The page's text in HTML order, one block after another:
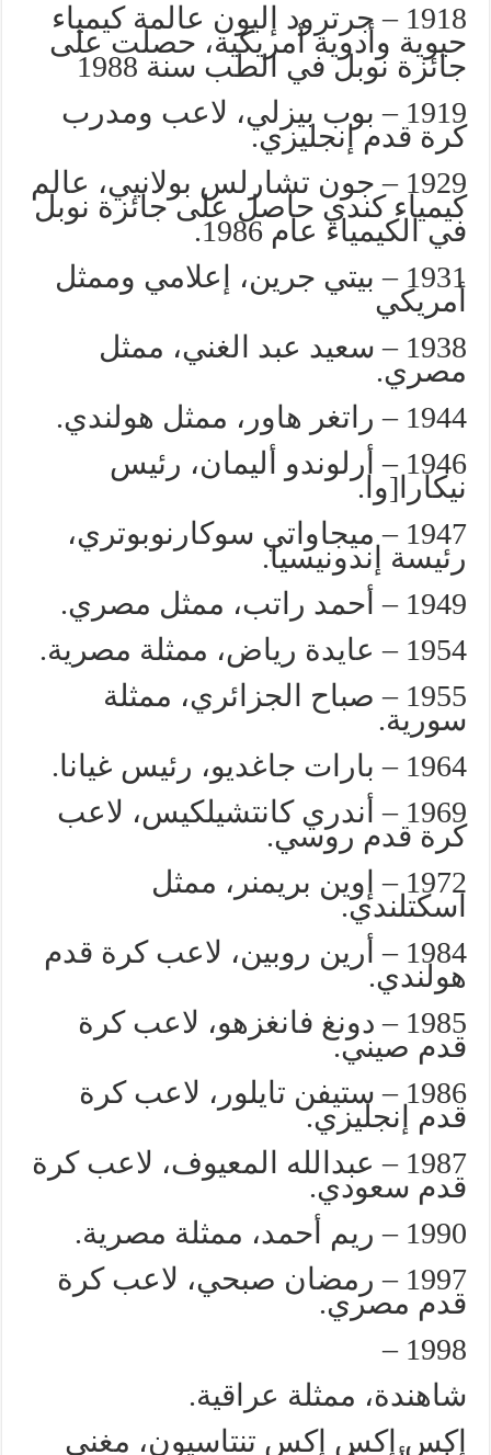
1918 – جرترود إليون عالمة كيمياء
حيوية وأدوية أمريكية، حصلت على
جائزة نوبل في الطب سنة 1988
1919 – بوب بيزلي، لاعب ومدرب
كرة قدم إنجليزي.
1929 – جون تشارلس بولانيي، عالم
كيمياء كندي حاصل على جائزة نوبل
في الكيمياء عام 1986.
1931 – بيتي جرين، إعلامي وممثل
أمريكي
1938 – سعيد عبد الغني، ممثل
مصري.
1944 – راتغر هاور، ممثل هولندي.
1946 – أرلوندو أليمان، رئيس
نيكارا[وا.
1947 – ميجاواتي سوكارنوبوتري،
رئيسة إندونيسيا.
1949 – أحمد راتب، ممثل مصري.
1954 – عايدة رياض، ممثلة مصرية.
1955 – صباح الجزائري، ممثلة
سورية.
1964 – بارات جاغديو، رئيس غيانا.
1969 – أندري كانتشيلكيس، لاعب
كرة قدم روسي.
1972 – إوين بريمنر، ممثل
اسكتلندي.
1984 – أرين روبين، لاعب كرة قدم
هولندي.
1985 – دونغ فانغزهو، لاعب كرة
قدم صيني.
1986 – ستيفن تايلور، لاعب كرة
قدم إنجليزي.
1987 – عبدالله المعيوف، لاعب كرة
قدم سعودي.
1990 – ريم أحمد، ممثلة مصرية.
1997 – رمضان صبحي، لاعب كرة
قدم مصري.
1998 –
شاهندة، ممثلة عراقية.
إكس إكس إكس تنتاسيون، مغني